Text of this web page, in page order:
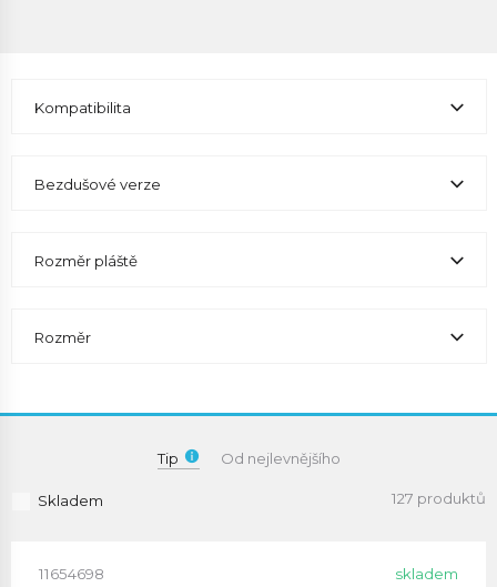
Kompatibilita
Bezdušové verze
Rozměr pláště
Rozměr
Tip Od nejlevnějšího
Skladem 127 produktů
11654698 skladem